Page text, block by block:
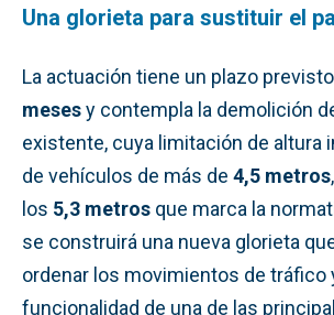
Una glorieta para sustituir el
La actuación tiene un plazo
mesesy contempla la demolición
existente, cuya limitación de altura
de vehículos de más de 4,5 metros
los 5,3 metros que marca la
se construirá una nueva glorieta
ordenar los movimientos de tráfico
funcionalidad de una de las